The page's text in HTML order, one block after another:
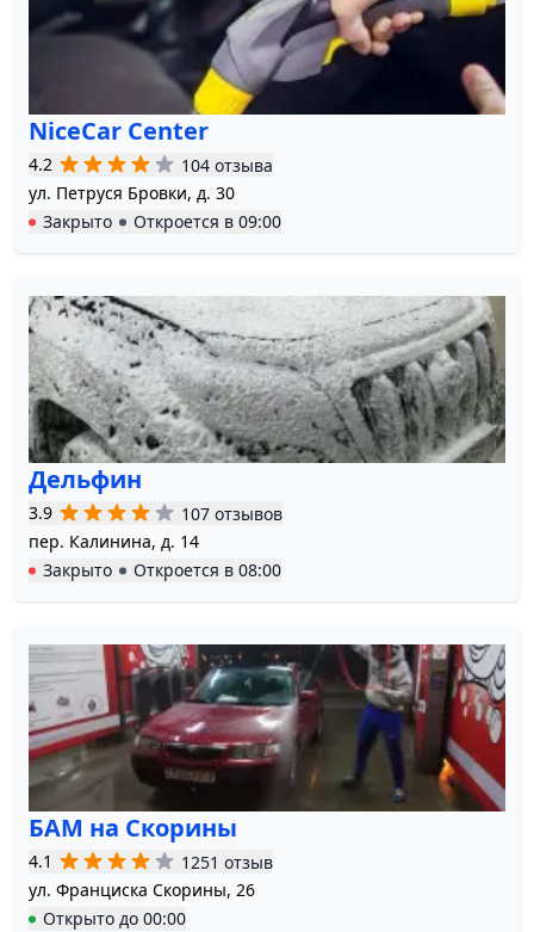
NiceCar Center
4.2
104 отзыва
ул. Петруся Бровки, д. 30
Закрыто
Откроется в 09:00
Дельфин
3.9
107 отзывов
пер. Калинина, д. 14
Закрыто
Откроется в 08:00
БАМ на Скорины
4.1
1251 отзыв
ул. Франциска Скорины, 26
Открыто до 00:00